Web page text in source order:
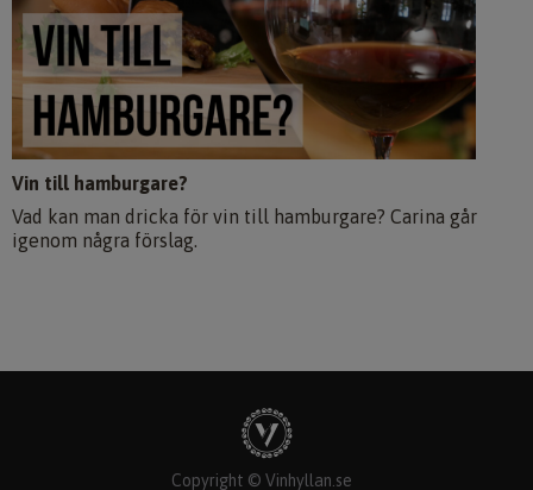
Vin till hamburgare?
Vad kan man dricka för vin till hamburgare? Carina går
igenom några förslag.
Copyright © Vinhyllan.se